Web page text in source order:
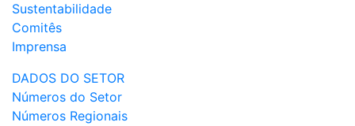
Sustentabilidade
Comitês
Imprensa
DADOS DO SETOR
Números do Setor
Números Regionais